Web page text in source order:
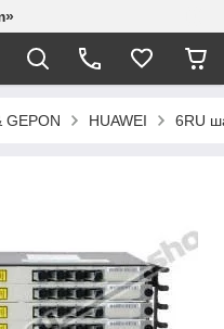
GEPON HUAWEI 6RU